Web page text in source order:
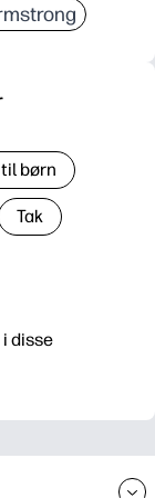
disse
børn
Tak